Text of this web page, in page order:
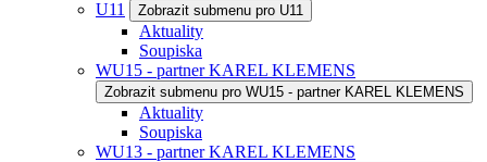
U11
Zobrazit submenu pro U11
Aktuality
Soupiska
WU15 - partner KAREL KLEMENS
Zobrazit submenu pro WU15 - partner KAREL KLEMENS
Aktuality
Soupiska
WU13 - partner KAREL KLEMENS